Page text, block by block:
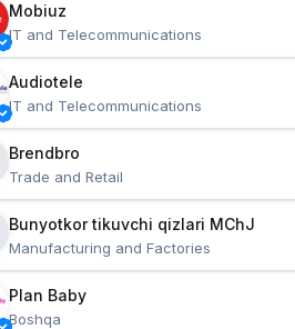
Mobiuz
IT and Telecommunications
Audiotele
IT and Telecommunications
Brendbro
Trade and Retail
Manufacturing and Factories
Plan Baby
Boshqa